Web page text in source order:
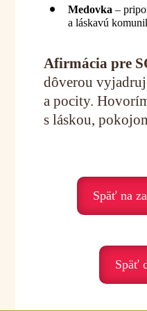
Medovka –
a láskavú
Afirmácia pre
dôverou
a pocity.
s láskou,
Späť na
Späť